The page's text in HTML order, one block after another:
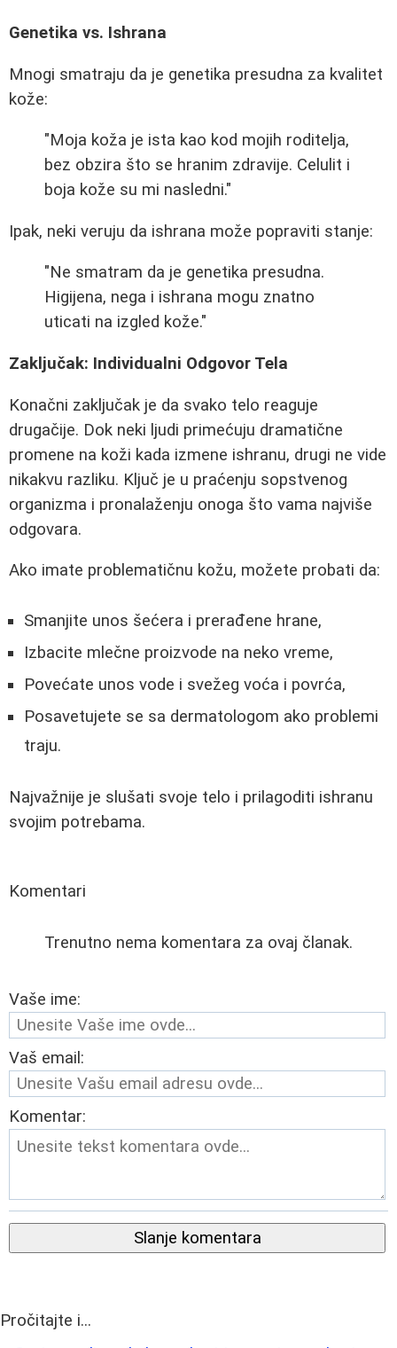
Genetika vs. Ishrana
Mnogi smatraju da je genetika presudna za kvalitet
kože:
"Moja koža je ista kao kod mojih roditelja,
bez obzira što se hranim zdravije. Celulit i
boja kože su mi nasledni."
Ipak, neki veruju da ishrana može popraviti stanje:
"Ne smatram da je genetika presudna.
Higijena, nega i ishrana mogu znatno
uticati na izgled kože."
Zaključak: Individualni Odgovor Tela
Konačni zaključak je da svako telo reaguje
drugačije. Dok neki ljudi primećuju dramatične
promene na koži kada izmene ishranu, drugi ne vide
nikakvu razliku. Ključ je u praćenju sopstvenog
organizma i pronalaženju onoga što vama najviše
odgovara.
Ako imate problematičnu kožu, možete probati da:
Smanjite unos šećera i prerađene hrane,
Izbacite mlečne proizvode na neko vreme,
Povećate unos vode i svežeg voća i povrća,
Posavetujete se sa dermatologom ako problemi
traju.
Najvažnije je slušati svoje telo i prilagoditi ishranu
svojim potrebama.
Komentari
Trenutno nema komentara za ovaj članak.
Vaše ime:
Vaš email:
Komentar:
Slanje komentara
Pročitajte i...